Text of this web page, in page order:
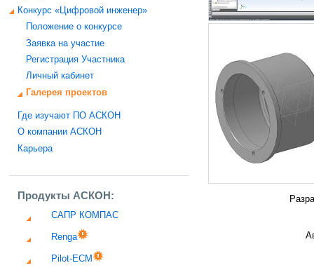
Конкурс «Цифровой инженер»
Положение о конкурсе
Заявка на участие
Регистрация Участника
Личный кабинет
Галерея проектов
Где изучают ПО АСКОН
О компании АСКОН
Карьера
Продукты АСКОН:
САПР КОМПАС
Renga
Pilot-ECM